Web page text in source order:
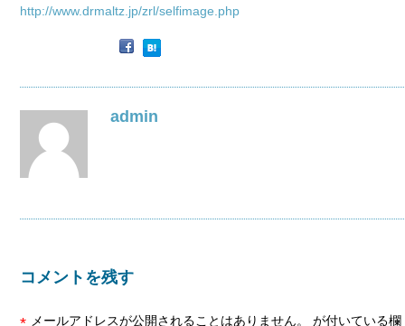
http://www.drmaltz.jp/zrl/selfimage.php
admin
コメントを残す
メールアドレスが公開されることはありません。 が付いている欄